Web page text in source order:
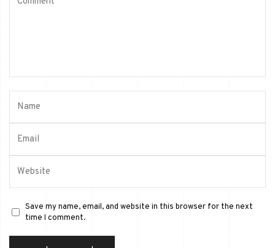
Save my name, email, and website in this browser for the next
time I comment.